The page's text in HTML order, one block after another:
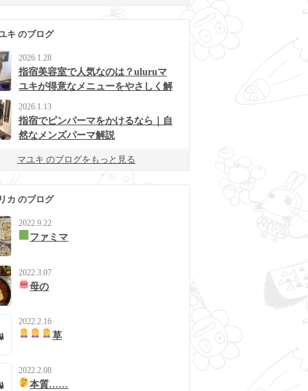
キ のブログ
2026.1.28
指宿美容室で人気なのは？uluruマ
ユキが得意なメニューをやさしく解
2026.1.13
指宿でピンパーマをかけるなら｜自
然なメンズパーマ解説
マユキ のブログをもっと見る
カ のブログ
2022.9.22
ファミマ
2022.3.07
母の
2022.2.16
草
2022.2.08
本質……